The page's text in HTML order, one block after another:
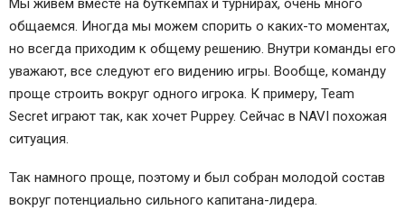
общаемся. Иногда мы можем спорить о каких-то моментах,
но всегда приходим к общему решению. Внутри команды его
уважают, все следуют его видению игры. Вообще, команду
проще строить вокруг одного игрока. К примеру, Team
Secret играют так, как хочет Puppey. Сейчас в NAVI похожая
ситуация.
Так намного проще, поэтому и был собран молодой состав
вокруг потенциально сильного капитана-лидера.